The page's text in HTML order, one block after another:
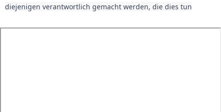
diejenigen verantwortlich gemacht werden, die dies tun